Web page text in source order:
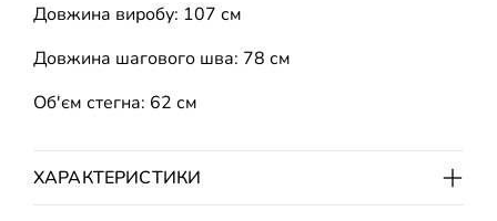
Довжина виробу: 107 см
Довжина шагового шва: 78 см
Об'єм стегна: 62 см
ХАРАКТЕРИСТИКИ